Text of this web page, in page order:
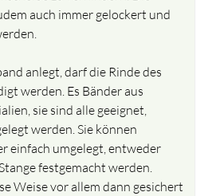
auch immer gelockert und
anlegt, darf die Rinde des
werden. Es Bänder aus
sie sind alle geeignet,
werden. Sie können
einfach umgelegt, entweder
festgemacht werden.
Weise vor allem dann gesichert